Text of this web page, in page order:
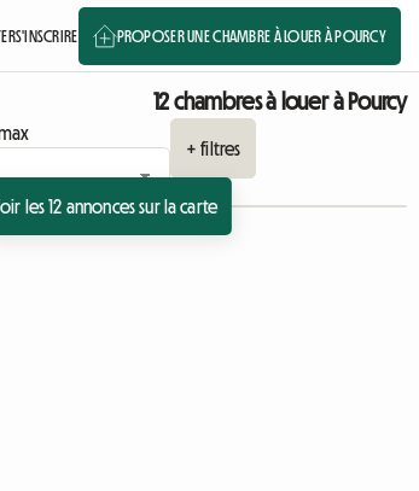
S'INSCRIRE PROPOSER UNE CHAMBRE À LOUER À POURCY
12 chambres à louer à Pourcy
+ filtres
les 12 annonces sur la carte